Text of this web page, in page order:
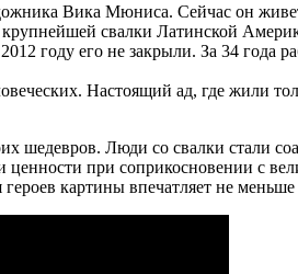
Вика Мюниса. Сейчас он
свалки Латинской
году его не закрыли. За 34 года
Настоящий ад, где жили
Люди со свалки стали
при соприкосновении с
картины впечатляет не